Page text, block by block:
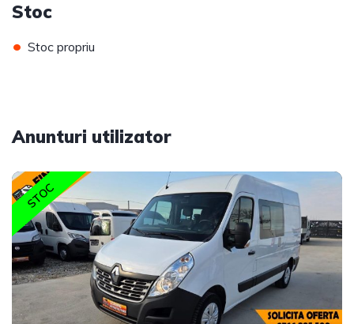
Stoc
• Stoc propriu
Anunturi utilizator
STOC